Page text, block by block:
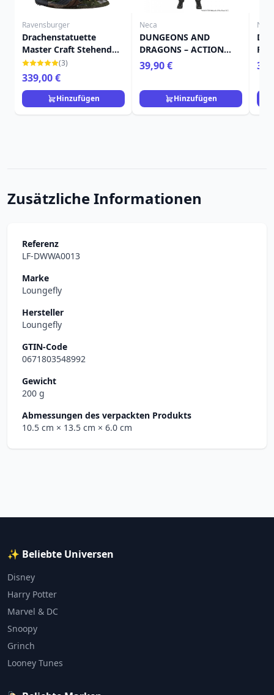
Ravensburger
Drachenstatuette
Master Craft Stehend
Ohnezahn 31 cm
(3)
339,00 €
Hinzufügen
Neca
DUNGEONS AND
DRAGONS – ACTION
FIGURE – 50. JAHRESTAG
STRONGHEART
39,90 €
Hinzufügen
Neca
Zusätzliche Informationen
Referenz
LF-DWWA0013
Marke
Loungefly
Hersteller
Loungefly
GTIN-Code
0671803548992
Gewicht
200 g
Abmessungen des verpackten Produkts
10.5 cm × 13.5 cm × 6.0 cm
✨ Beliebte Universen
Disney
Harry Potter
Marvel & DC
Snoopy
Grinch
Looney Tunes